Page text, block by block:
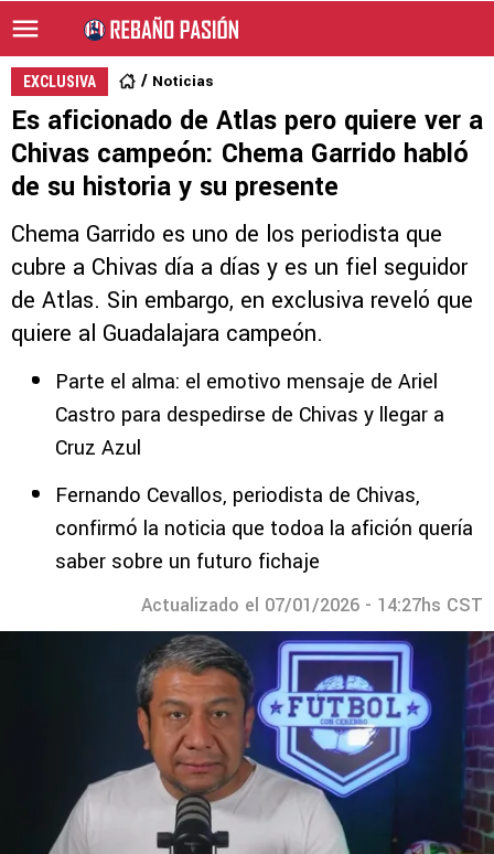
EXCLUSIVA Noticias
Es aficionado de Atlas pero quiere ver a
Chivas campeón: Chema Garrido habló
de su historia y su presente
Chema Garrido es uno de los periodista que
cubre a Chivas día a días y es un fiel seguidor
de Atlas. Sin embargo, en exclusiva reveló que
quiere al Guadalajara campeón.
Parte el alma: el emotivo mensaje de Ariel
Castro para despedirse de Chivas y llegar a
Cruz Azul
Fernando Cevallos, periodista de Chivas,
confirmó la noticia que todoa la afición quería
saber sobre un futuro fichaje
Actualizado el 07/01/2026 - 14:27hs CST